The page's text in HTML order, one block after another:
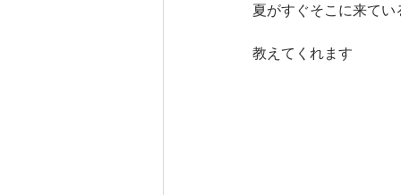
夏がすぐそこに来てい
教えてくれます